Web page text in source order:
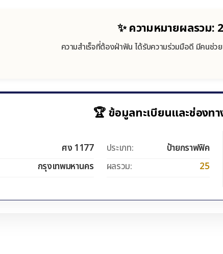
✨ ความหมายผลรวม:
ความสำเร็จที่ต้องฝ่าฟัน ได้รับความร่วมมือดี มีคนช่
🏆 ข้อมูลทะเบียนและช่องท
ศง 1177
กรุงเทพมหานคร
ประเภท:
ป้ายกราฟฟิค
ผลรวม:
25